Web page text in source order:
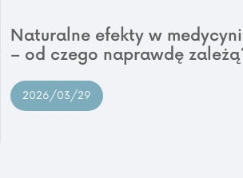
Naturalne efekty w
– od czego naprawdę
2026/03/29